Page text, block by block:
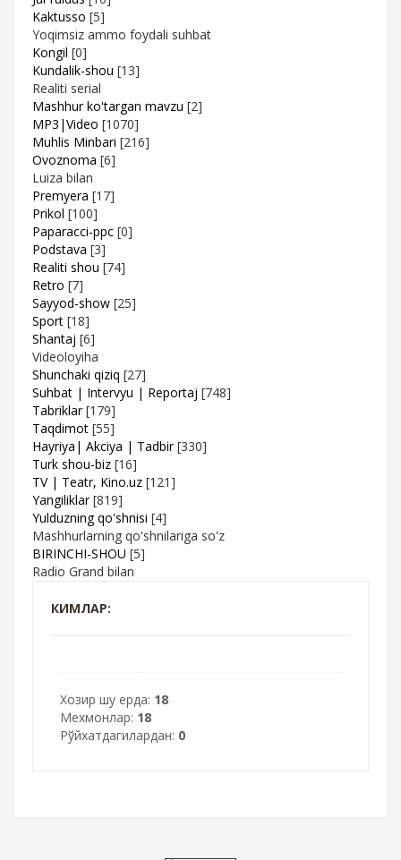
Kaktusso [5]
Yoqimsiz ammo foydali suhbat
Kongil [0]
Kundalik-shou [13]
Realiti serial
Mashhur ko'targan mavzu [2]
MP3|Video [1070]
Muhlis Minbari [216]
Ovoznoma [6]
Luiza bilan
Premyera [17]
Prikol [100]
Paparacci-ppc [0]
Podstava [3]
Realiti shou [74]
Retro [7]
Sayyod-show [25]
Sport [18]
Shantaj [6]
Videoloyiha
Shunchaki qiziq [27]
Suhbat | Intervyu | Reportaj [748]
Tabriklar [179]
Taqdimot [55]
Hayriya| Akciya | Tadbir [330]
Turk shou-biz [16]
TV | Teatr, Kino.uz [121]
Yangiliklar [819]
Yulduzning qo'shnisi [4]
Mashhurlarning qo'shnilariga so'z
BIRINCHI-SHOU [5]
Radio Grand bilan
КИМЛАР:
Хозир шу ерда: 18
Мехмонлар: 18
Рўйхатдагилардан: 0